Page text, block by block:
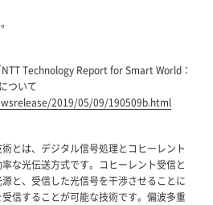
Technology Report for Smart World：
ついて
2019/05/09/190509b.html
とは、デジタル信号処理とコヒーレント
な光伝送方式です。コヒーレント受信と
と、受信した光信号を干渉させることに
信することが可能な技術です。偏波多重